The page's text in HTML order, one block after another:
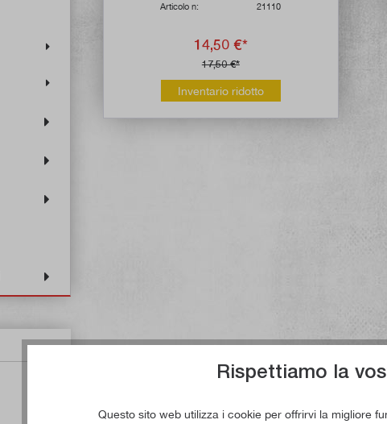
Articolo n: 21110
14,50 €*
17,50 €*
Inventario ridotto
Rispettiamo la
Questo sito web utilizza i cookie per offrirvi la migliore